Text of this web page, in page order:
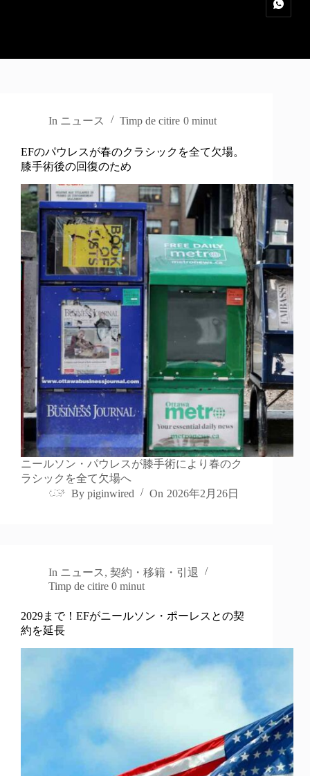
In ニュース Timp de citire 0 minut
EFのパウレスが春のクラシックを全て欠場。
膝手術後の回復のため
ニールソン・パウレスが膝手術により春のク
ラシックを全て欠場へ
By piginwired On 2026年2月26日
In ニュース ,契約・移籍・引退
Timp de citire 0 minut
2029まで！EFがニールソン・ポーレスとの契
約を延長